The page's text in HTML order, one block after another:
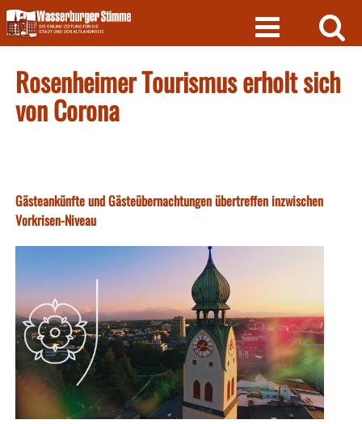
Skip
to
content
Rosenheimer Tourismus erholt sich
von Corona
Gästeankünfte und Gästeübernachtungen übertreffen inzwischen
Vorkrisen-Niveau